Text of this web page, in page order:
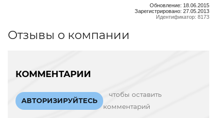
Обновление: 18.06.2015
Зарегистрировано: 27.05.2013
Идентификатор: 8173
Отзывы о компании
КОММЕНТАРИИ
АВТОРИЗИРУЙТЕСЬ
чтобы оставить
комментарий